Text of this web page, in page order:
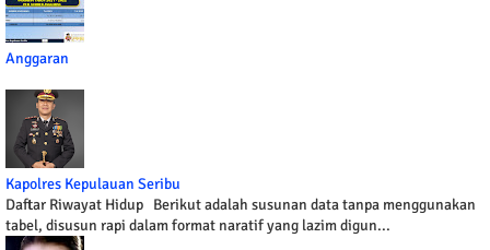
Anggaran
Kapolres Kepulauan Seribu
Daftar Riwayat Hidup Berikut adalah susunan data tanpa menggunakan
tabel, disusun rapi dalam format naratif yang lazim digun...